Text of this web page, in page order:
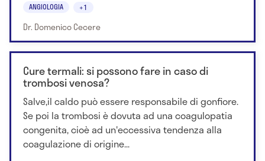
ANGIOLOGIA +1
Dr. Domenico Cecere
Cure termali: si possono fare in caso di
trombosi venosa?
Salve,il caldo può essere responsabile di gonfiore.
Se poi la trombosi è dovuta ad una coagulopatia
congenita, cioè ad un'eccessiva tendenza alla
coagulazione di origine...